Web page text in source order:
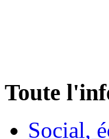
Toute
Social,